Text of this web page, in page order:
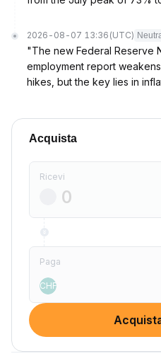
2026-08-07 13:36 (UTC)
"The new Federal Reserve
employment report
hikes, but the key lies in
Acquista
Ricevi
Paga
CHF